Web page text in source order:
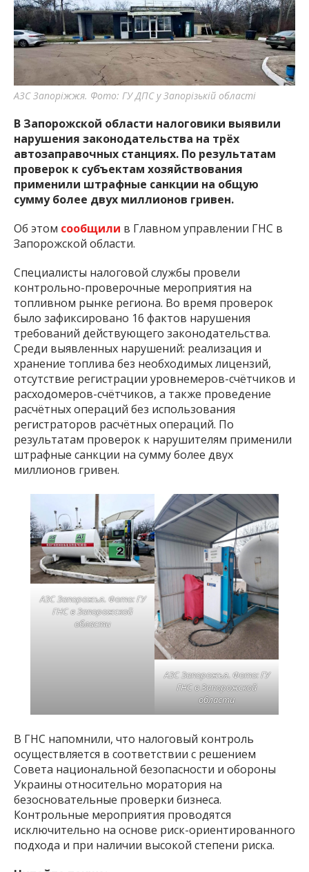
важную информацию о событиях
города Запорожья и области.
АЗС Запоріжжя. Фото: ГУ ДПС у Запорізькій області
В Запорожской области налоговики выявили
нарушения законодательства на трёх
автозаправочных станциях. По результатам
проверок к субъектам хозяйствования
применили штрафные санкции на общую
сумму более двух миллионов гривен.
Об этом сообщили в Главном управлении ГНС в
Запорожской области.
Специалисты налоговой службы провели
контрольно-проверочные мероприятия на
топливном рынке региона. Во время проверок
было зафиксировано 16 фактов нарушения
требований действующего законодательства.
Среди выявленных нарушений: реализация и
хранение топлива без необходимых лицензий,
отсутствие регистрации уровнемеров-счётчиков и
расходомеров-счётчиков, а также проведение
расчётных операций без использования
регистраторов расчётных операций. По
результатам проверок к нарушителям применили
штрафные санкции на сумму более двух
миллионов гривен.
АЗС Запорожья. Фото: ГУ
ГНС в Запорожской
области
АЗС Запорожья. Фото: ГУ
ГНС в Запорожской
области
В ГНС напомнили, что налоговый контроль
осуществляется в соответствии с решением
Совета национальной безопасности и обороны
Украины относительно моратория на
безосновательные проверки бизнеса.
Контрольные мероприятия проводятся
исключительно на основе риск-ориентированного
подхода и при наличии высокой степени риска.